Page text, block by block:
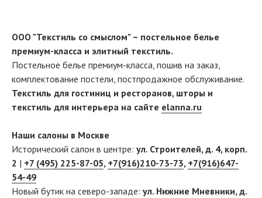
ООО "Текстиль со смыслом" – постельное белье
премиум-класса и элитный текстиль.
Постельное белье премиум-класса, пошив на заказ,
комплектование постели, постпродажное обслуживание.
Текстиль для гостиниц и ресторанов, шторы и
текстиль для интерьера на сайте elanna.ru
Наши салоны в Москве
Исторический салон в центре: ул. Строителей, д. 4, корп.
2 | +7 (495) 225-87-05, +7(916)210-73-73, +7(916)647-
54-49
Новый бутик на северо-западе: ул. Нижние Мневники, д.